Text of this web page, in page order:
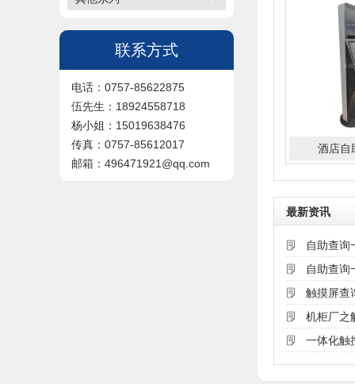
联系方式
电话：0757-85622875
伍先生：18924558718
杨小姐：15019638476
传真：0757-85612017
邮箱：496471921@qq.com
酒店自
最新资讯
自助查询
自助查询
触摸屏查
机柜厂之
一体化触